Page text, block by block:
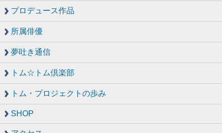
プロデュース作品
所属俳優
夢吐き通信
トム☆トム倶楽部
トム・プロジェクトの歩み
SHOP